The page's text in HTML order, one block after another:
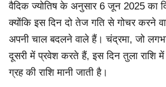
वैदिक ज्योतिष के अनुसार 6 जून 2025 का
क्योंकि इस दिन दो तेज गति से गोचर करने
अपनी चाल बदलने वाले हैं। चंद्रमा, जो
दूसरी में प्रवेश करते हैं, इस दिन तुला राशि
ग्रह की राशि मानी जाती है।